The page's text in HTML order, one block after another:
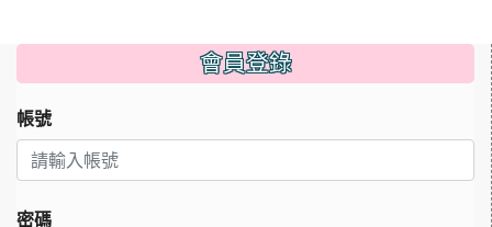
會員登錄
帳號
密碼